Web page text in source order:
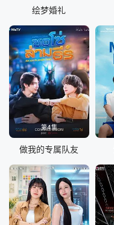
绘梦婚礼
第4集
做我的专属队友